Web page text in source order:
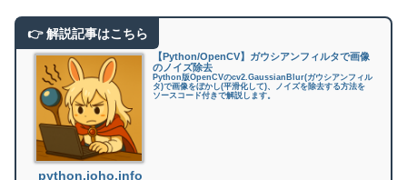
【Python/OpenCV】ガウシアンフィルタで画像
のノイズ除去
Python版OpenCVのcv2.GaussianBlur(ガウシアンフィル
タ)で画像をぼかし(平滑化して)、ノイズを除去する方法を
ソースコード付きで解説します。
python.joho.info